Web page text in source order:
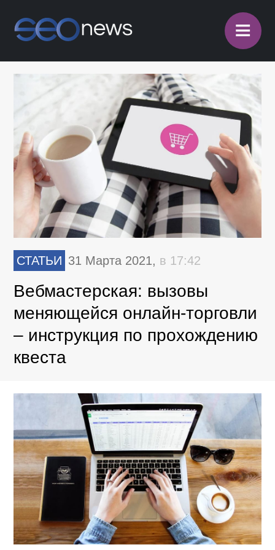
≡
СТАТЬИ 31 Марта 2021, в 17:42
Вебмастерская: вызовы
меняющейся онлайн-торговли
– инструкция по прохождению
квеста